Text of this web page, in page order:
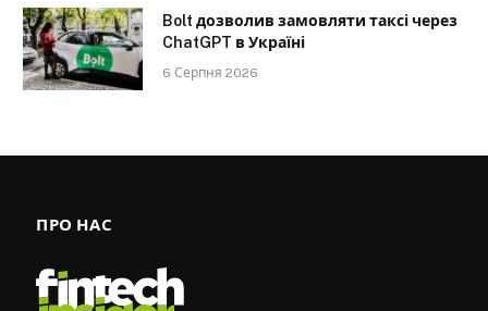
Bolt дозволив замовляти таксі через
ChatGPT в Україні
6 Серпня 2026
ПРО НАС